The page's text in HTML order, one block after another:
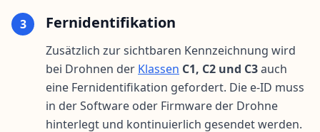
3 Fernidentifikation
Zusätzlich zur sichtbaren Kennzeichnung wird
bei Drohnen der Klassen C1, C2 und C3auch
eine Fernidentifikation gefordert. Die e-ID muss
in der Software oder Firmware der Drohne
hinterlegt und kontinuierlich gesendet werden.